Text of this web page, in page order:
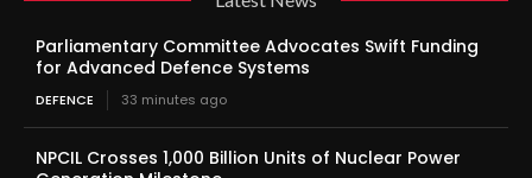
Parliamentary Committee Advocates Swift Funding
for Advanced Defence Systems
DEFENCE 33 minutes ago
NPCIL Crosses 1,000 Billion Units of Nuclear Power